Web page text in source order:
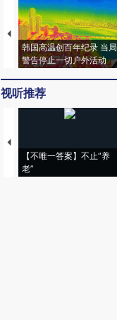
韩国高温创百年纪录 当局
警告停止一切户外活动
视听推荐
【不唯一答案】不止“养
老”